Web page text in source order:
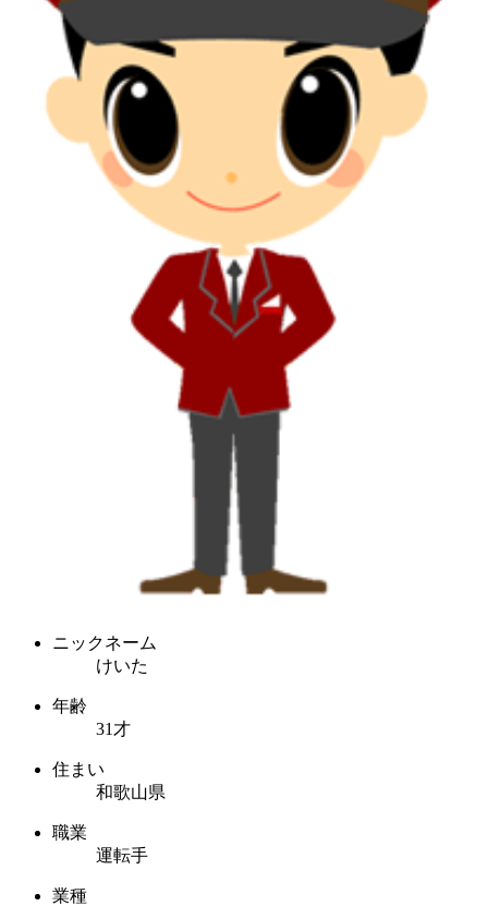
ニックネーム
けいた
年齢
31才
住まい
和歌山県
職業
運転手
業種